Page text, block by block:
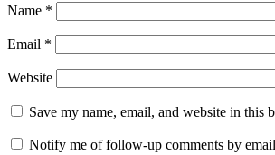
Name *
Email *
Website
Save my name, email, and website in this
Notify me of follow-up comments by